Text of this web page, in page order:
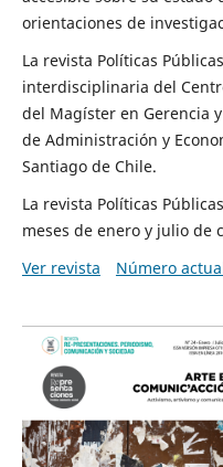
orientaciones de
La revista Políticas
interdisciplinaria del
del Magíster en Gerencia
de Administración y
Santiago de Chile.
La revista Políticas
meses de enero y julio de
Ver revista
Número